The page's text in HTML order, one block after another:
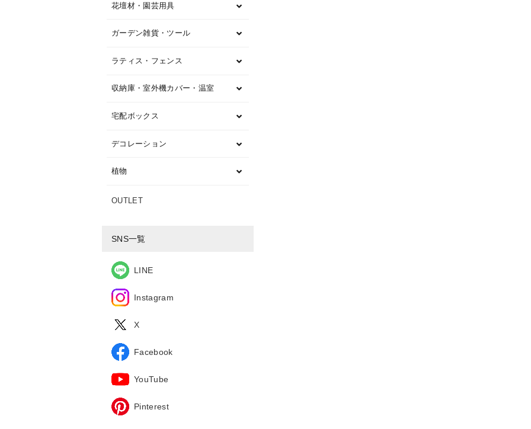
花壇材・園芸用具
ガーデン雑貨・ツール
ラティス・フェンス
収納庫・室外機カバー・温室
宅配ボックス
デコレーション
植物
OUTLET
SNS一覧
LINE
Instagram
X
Facebook
YouTube
Pinterest